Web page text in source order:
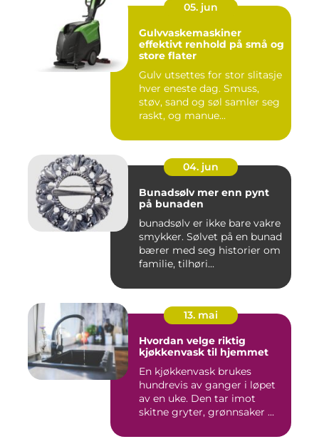
05. jun
Gulvvaskemaskiner
effektivt renhold på små og
store flater
Gulv utsettes for stor slitasje
hver eneste dag. Smuss,
støv, sand og søl samler seg
raskt, og manue...
04. jun
Bunadsølv mer enn pynt
på bunaden
bunadsølv er ikke bare vakre
smykker. Sølvet på en bunad
bærer med seg historier om
familie, tilhøri...
13. mai
Hvordan velge riktig
kjøkkenvask til hjemmet
En kjøkkenvask brukes
hundrevis av ganger i løpet
av en uke. Den tar imot
skitne gryter, grønnsaker ...